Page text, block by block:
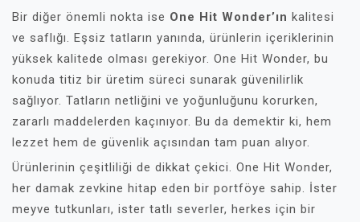
Bir diğer önemli nokta ise One Hit Wonder’ın kalitesi
ve saflığı. Eşsiz tatların yanında, ürünlerin içeriklerinin
yüksek kalitede olması gerekiyor. One Hit Wonder, bu
konuda titiz bir üretim süreci sunarak güvenilirlik
sağlıyor. Tatların netliğini ve yoğunluğunu korurken,
zararlı maddelerden kaçınıyor. Bu da demektir ki, hem
lezzet hem de güvenlik açısından tam puan alıyor.
Ürünlerinin çeşitliliği de dikkat çekici. One Hit Wonder,
her damak zevkine hitap eden bir portföye sahip. İster
meyve tutkunları, ister tatlı severler, herkes için bir